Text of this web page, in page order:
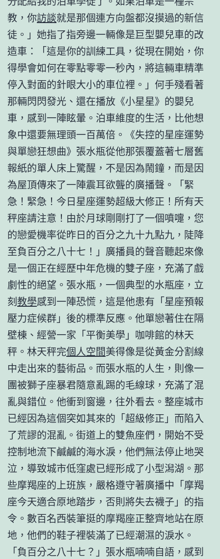
教，你訪談就是那個連方向盤都沒摸過的新信
徒。」她指了指旁邊一輛像是巨型嬰兒車的改
造車：「這是你的訓練工具，從現在開始，你
得學會如何在零點零零一秒內，將這輛車精準
停入對面的針眼大小的車位裡。」何手殘看著
那輛閃閃發光、還在播放《小星星》的嬰兒
車，感到一陣眩暈。泊車維度的生活，比他想
象中還要無理頭一百萬倍。《失控的星座運勢
與單戀狂想曲》張水瓶從他那張覆蓋著七層舊
報紙的單人床上驚醒，不是因為鬧鐘，而是因
為屋頂傳來了一陣震耳欲聾的廣播聲。「緊
急！緊急！今日星座運勢超級大修正！所有天
秤座請注意！由於月球剛剛打了一個噴嚏，您
的戀愛機率從昨日的百分之九十九點九，陡降
至負百分之八十七！」廣播員的聲音聽起來像
是一個正在經歷中年危機的雙子座，充滿了戲
劇性的絕望。張水瓶，一個典型的水瓶座，立
刻教學感到一陣恐慌，這是他患有「星座預報
壓力症候群」後的標準反應。他單戀著住在隔
壁棟、經營一家「平衡美學」咖啡館的林天
秤。林天秤完個人空間美得像是從黃金分割線
中走出來的藝術品。而張水瓶的人生，則像一
團被獅子座暴君隨意亂踢的毛線球，充滿了混
亂與錯位。他衝到窗邊，往外看去。整座城市
已經因為這個突如其來的「超級修正」而陷入
了荒謬的混亂。街道上的雙魚座們，開始不受
控制地流下鹹鹹的海水淚，他們無法停止地哭
泣，導致城市低窪處已經形成了小型潟湖。那
些摩羯座的上班族，嚴格遵守著廣播中「摩羯
座今天適合原地踏步，否則將失去襪子」的指
令。數百名西裝筆挺的摩羯座正整齊地站在原
地，他們的鞋子裡裝滿了已經潮濕的淚水。
「負百分之八十七？」張水瓶喃喃自語，感到